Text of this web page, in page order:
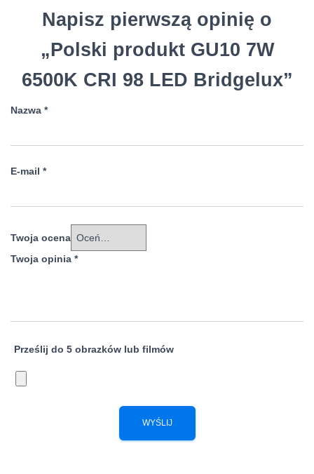
Napisz pierwszą opinię o
„Polski produkt GU10 7W
6500K CRI 98 LED Bridgelux”
Nazwa *
E-mail *
Twoja ocena
Twoja opinia *
Prześlij do 5 obrazków lub filmów